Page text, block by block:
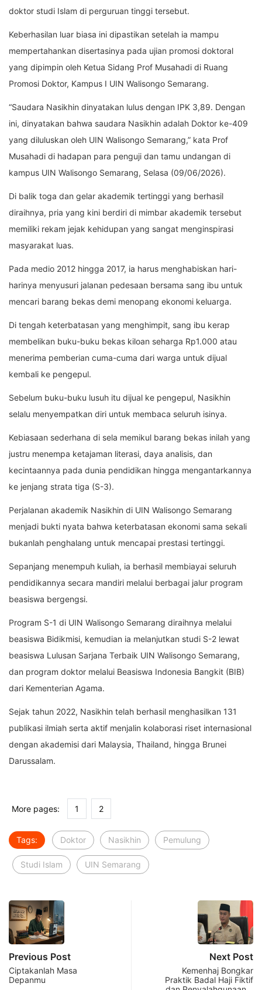
doktor studi Islam di perguruan tinggi tersebut.
Keberhasilan luar biasa ini dipastikan setelah ia mampu
mempertahankan disertasinya pada ujian promosi doktoral
yang dipimpin oleh Ketua Sidang Prof Musahadi di Ruang
Promosi Doktor, Kampus I UIN Walisongo Semarang.
“Saudara Nasikhin dinyatakan lulus dengan IPK 3,89. Dengan
ini, dinyatakan bahwa saudara Nasikhin adalah Doktor ke-409
yang diluluskan oleh UIN Walisongo Semarang,” kata Prof
Musahadi di hadapan para penguji dan tamu undangan di
kampus UIN Walisongo Semarang, Selasa (09/06/2026).
Di balik toga dan gelar akademik tertinggi yang berhasil
diraihnya, pria yang kini berdiri di mimbar akademik tersebut
memiliki rekam jejak kehidupan yang sangat menginspirasi
masyarakat luas.
Pada medio 2012 hingga 2017, ia harus menghabiskan hari-
harinya menyusuri jalanan pedesaan bersama sang ibu untuk
mencari barang bekas demi menopang ekonomi keluarga.
Di tengah keterbatasan yang menghimpit, sang ibu kerap
membelikan buku-buku bekas kiloan seharga Rp1.000 atau
menerima pemberian cuma-cuma dari warga untuk dijual
kembali ke pengepul.
Sebelum buku-buku lusuh itu dijual ke pengepul, Nasikhin
selalu menyempatkan diri untuk membaca seluruh isinya.
Kebiasaan sederhana di sela memikul barang bekas inilah yang
justru menempa ketajaman literasi, daya analisis, dan
kecintaannya pada dunia pendidikan hingga mengantarkannya
ke jenjang strata tiga (S-3).
Perjalanan akademik Nasikhin di UIN Walisongo Semarang
menjadi bukti nyata bahwa keterbatasan ekonomi sama sekali
bukanlah penghalang untuk mencapai prestasi tertinggi.
Sepanjang menempuh kuliah, ia berhasil membiayai seluruh
pendidikannya secara mandiri melalui berbagai jalur program
beasiswa bergengsi.
Program S-1 di UIN Walisongo Semarang diraihnya melalui
beasiswa Bidikmisi, kemudian ia melanjutkan studi S-2 lewat
beasiswa Lulusan Sarjana Terbaik UIN Walisongo Semarang,
dan program doktor melalui Beasiswa Indonesia Bangkit (BIB)
dari Kementerian Agama.
Sejak tahun 2022, Nasikhin telah berhasil menghasilkan 131
publikasi ilmiah serta aktif menjalin kolaborasi riset internasional
dengan akademisi dari Malaysia, Thailand, hingga Brunei
Darussalam.
More pages: 1 2
Tags: Doktor Nasikhin Pemulung
Studi Islam UIN Semarang
Previous Post
Ciptakanlah Masa
Depanmu
Next Post
Kemenhaj Bongkar
Praktik Badal Haji Fiktif